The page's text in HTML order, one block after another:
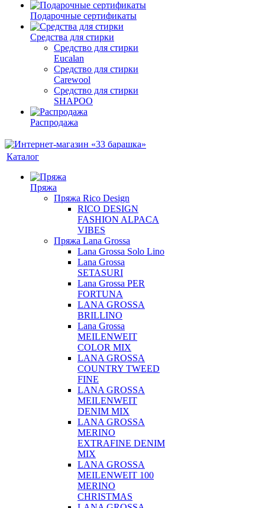
Подарочные сертификаты
Средства для стирки
Средство для стирки
Eucalan
Средство для стирки
Carewool
Средство для стирки
SHAPOO
Распродажа
Каталог
Пряжа
Пряжа Rico Design
RICO DESIGN
FASHION ALPACA
VIBES
Пряжа Lana Grossa
Lana Grossa Solo Lino
Lana Grossa
SETASURI
Lana Grossa PER
FORTUNA
LANA GROSSA
BRILLINO
Lana Grossa
MEILENWEIT
COLOR MIX
LANA GROSSA
COUNTRY TWEED
FINE
LANA GROSSA
MEILENWEIT
DENIM MIX
LANA GROSSA
MERINO
EXTRAFINE DENIM
MIX
LANA GROSSA
MEILENWEIT 100
MERINO
CHRISTMAS